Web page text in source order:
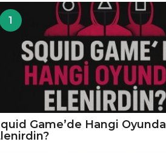
1
Game’de Hangi Oyunda